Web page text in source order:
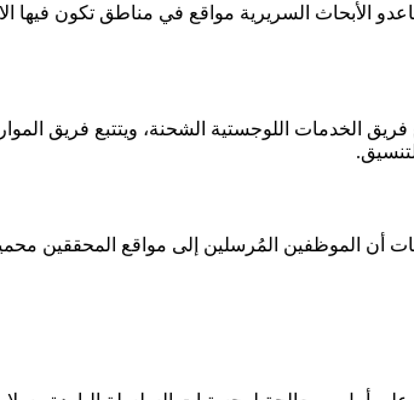
الأبحاث السريرية مواقع في مناطق تكون فيها
فريق الخدمات اللوجستية الشحنة، ويتتبع فريق
أن الموظفين المُرسلين إلى مواقع المحققين